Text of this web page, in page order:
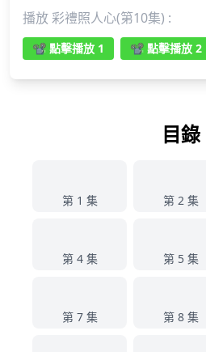
播放 彩禮照人心(第10集) :
📽️ 點擊播放 1 📽️ 點擊播放 2
目錄
第 1 集 第 2 集
第 4 集 第 5 集
第 7 集 第 8 集